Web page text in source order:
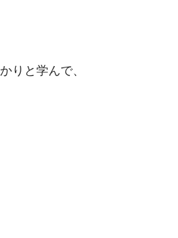
りと学んで、